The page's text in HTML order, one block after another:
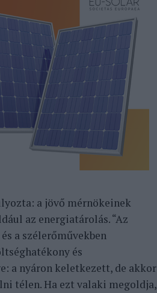
a jövő mérnökeinek
az energiatárolás. “Az
a szélerőművekben
és
a nyáron keletkezett, de akkor
télen. Ha ezt valaki megoldja,